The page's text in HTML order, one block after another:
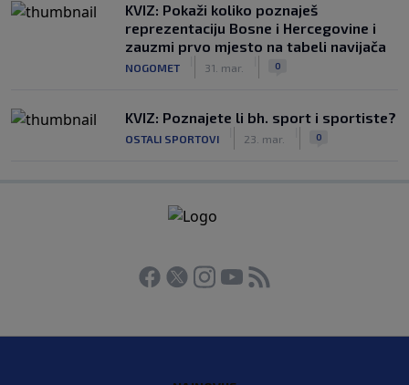
KVIZ: Pokaži koliko poznaješ
reprezentaciju Bosne i Hercegovine i
zauzmi prvo mjesto na tabeli navijača
NOGOMET 31. mar. 0
KVIZ: Poznajete li bh. sport i sportiste?
OSTALI SPORTOVI 23. mar. 0